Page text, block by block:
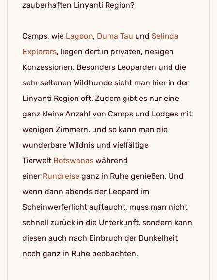
zauberhaften Linyanti Region?
Camps, wie Lagoon, Duma Tau und Selinda
Explorers, liegen dort in privaten, riesigen
Konzessionen. Besonders Leoparden und die
sehr seltenen Wildhunde sieht man hier in der
Linyanti Region oft. Zudem gibt es nur eine
ganz kleine Anzahl von Camps und Lodges mit
wenigen Zimmern, und so kann man die
wunderbare Wildnis und vielfältige
Tierwelt Botswanas während
einer Rundreise ganz in Ruhe genießen. Und
wenn dann abends der Leopard im
Scheinwerferlicht auftaucht, muss man nicht
schnell zurück in die Unterkunft, sondern kann
diesen auch nach Einbruch der Dunkelheit
noch ganz in Ruhe beobachten.